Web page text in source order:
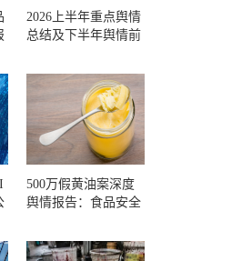
2026上半年重点舆情
总结及下半年舆情前
500万假黄油案深度
舆情报告：食品安全
一环？